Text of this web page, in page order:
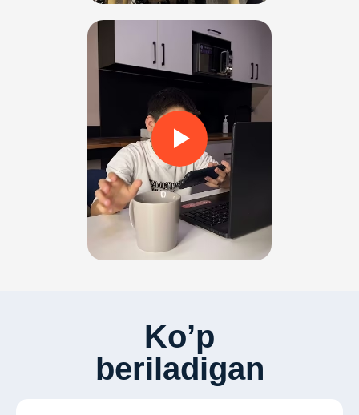
Ko’p
beriladigan